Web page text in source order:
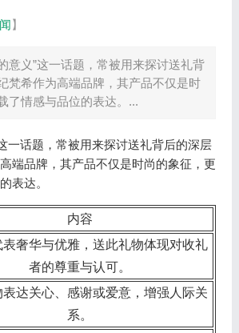
】
意义”这一话题，常被用来探讨送礼背
梵希作为高端品牌，其产品不仅是时
了情感与品位的表达。...
一话题，常被用来探讨送礼背后的深层
端品牌，其产品不仅是时尚的象征，更
表达。
内容
奢华与优雅，送此礼物体现对收礼
者的尊重与认可。
达关心、感谢或爱意，增强人际关
系。